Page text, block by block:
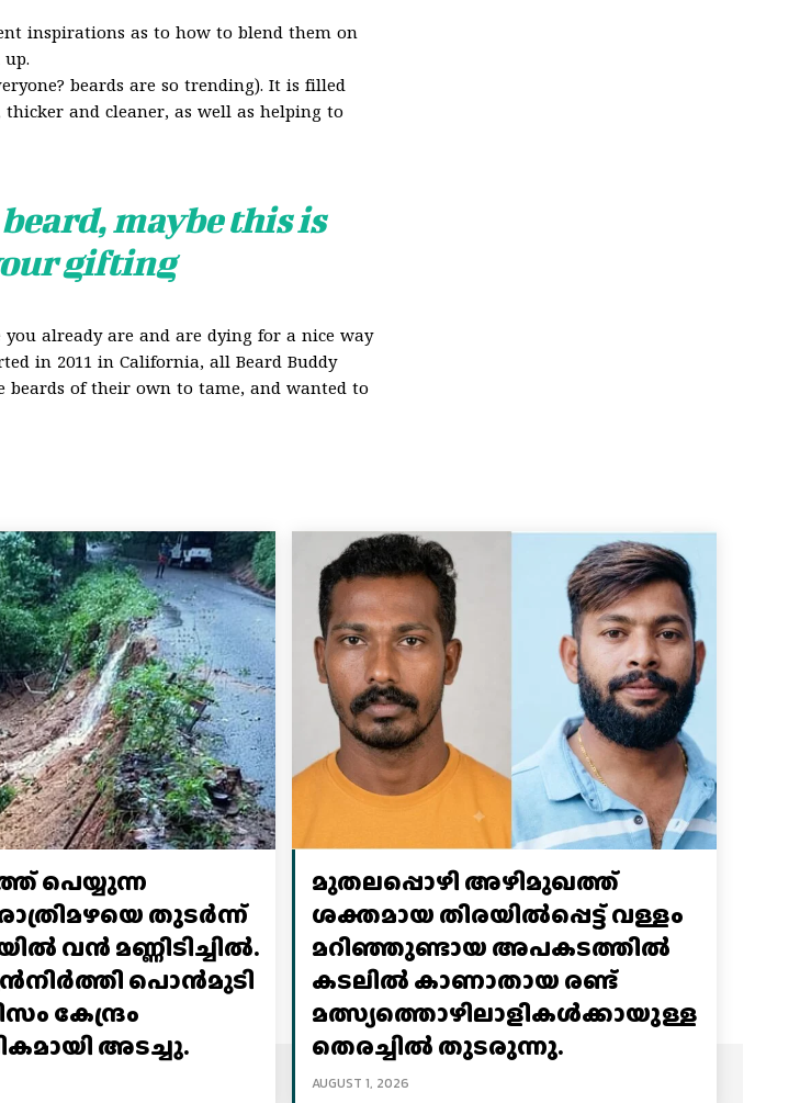
inspirations as to how to blend them on
beards are so trending). It is filled
and cleaner, as well as helping to
maybe this is
gifting
already are and are dying for a nice way
in 2011 in California, all Beard Buddy
beards of their own to tame, and wanted to
പെയ്യുന്ന
തുടർന്ന്
വൻ മണ്ണിടിച്ചില്‍.
പൊൻമുടി
കേന്ദ്രം
അടച്ചു.
മുതലപ്പൊഴി അഴിമുഖത്ത്
ശക്തമായ തിരയിൽപ്പെട്ട് വള്ളം
മറിഞ്ഞുണ്ടായ അപകടത്തിൽ
കടലിൽ കാണാതായ രണ്ട്
മത്സ്യത്തൊഴിലാളികൾക്കായുള്ള
തെരച്ചിൽ തുടരുന്നു.
AUGUST 1, 2026